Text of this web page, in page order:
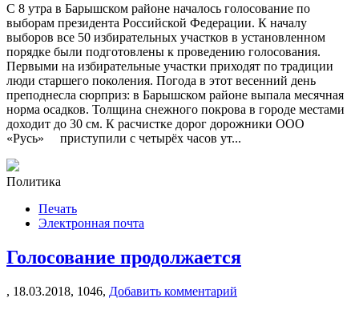
С 8 утра в Барышском районе началось голосование по
выборам президента Российской Федерации. К началу
выборов все 50 избирательных участков в установленном
порядке были подготовлены к проведению голосования.
Первыми на избирательные участки приходят по традиции
люди старшего поколения. Погода в этот весенний день
преподнесла сюрприз: в Барышском районе выпала месячная
норма осадков. Толщина снежного покрова в городе местами
доходит до 30 см. К расчистке дорог дорожники ООО
«Русь» приступили с четырёх часов ут...
Политика
Печать
Электронная почта
Голосование продолжается
, 18.03.2018, 1046, Добавить комментарий